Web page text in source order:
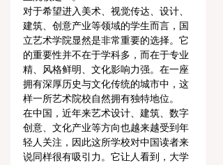
对于希望进入美术、视觉传达、设计、
建筑、创意产业等领域的学生而言，国
立艺术学院显然是非常重要的选择。它
的重要性并不在于学科多，而在于专业
精、风格鲜明、文化影响力强。在一座
拥有深厚历史与文化传统的城市中，这
样一所艺术院校自然拥有独特地位。
在中国，近年来艺术设计、建筑、数字
创意、文化产业等方向也越来越受到年
轻人关注，因此这所学校对中国读者来
说同样很有吸引力。它让人看到，大学